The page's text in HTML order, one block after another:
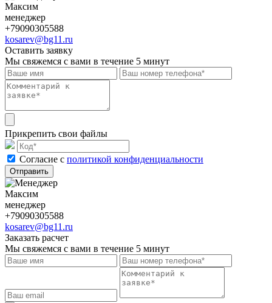
Максим
менеджер
+79090305588
kosarev@bg11.ru
Оставить заявку
Мы свяжемся с вами в течение 5 минут
Прикрепить свои файлы
Cогласие с политикой конфиденциальности
Отправить
Максим
менеджер
+79090305588
kosarev@bg11.ru
Заказать расчет
Мы свяжемся с вами в течение 5 минут